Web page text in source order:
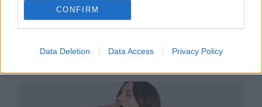
CONFIRM
Data Deletion Data Access Privacy Policy
próbál figyelmeztetni